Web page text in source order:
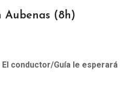
Aubenas (8h)
conductor/Guía le esperará